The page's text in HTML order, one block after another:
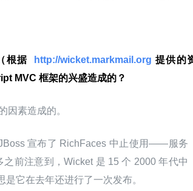
根据 http://wicket.markmail.org 提供的
MVC 框架的兴盛造成的？
因素造成的。
宣布了 RichFaces 中止使用——服务
前注意到，Wicket 是 15 个 2000 年代中
它在去年还进行了一次发布。